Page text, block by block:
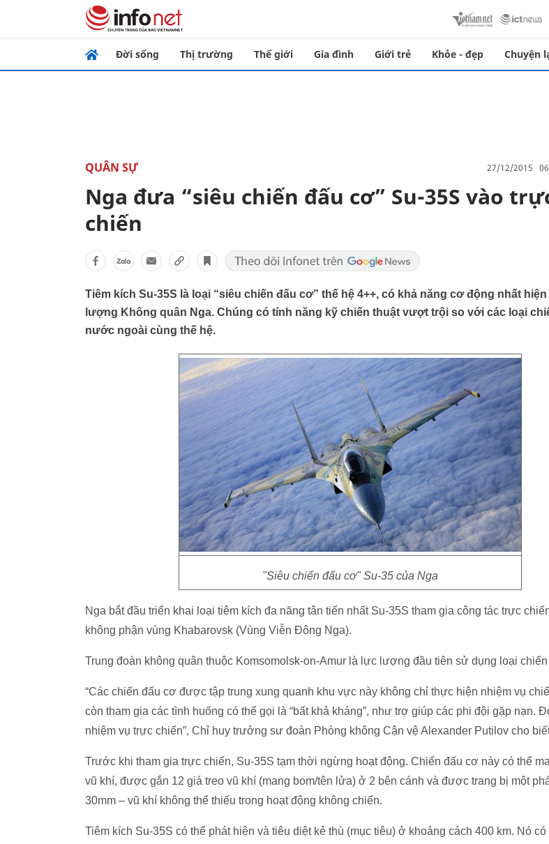
Đời sống Thị trường Thế giới Gia đình Giới trẻ Khỏe - đẹp Chuyện
QUÂN SỰ 27/12/2015
Nga đưa “siêu chiến đấu cơ” Su-35S vào
chiến
Tiêm kích Su-35S là loại “siêu chiến đấu cơ” thế hệ 4++, có khả năng cơ động nhất
lượng Không quân Nga. Chúng có tính năng kỹ chiến thuật vượt trội so với các loại
nước ngoài cùng thế hệ.
"Siêu chiến đấu cơ" Su-35 của Nga
Nga bắt đầu triển khai loại tiêm kích đa năng tân tiến nhất Su-35S tham gia công tác trực
không phận vùng Khabarovsk (Vùng Viễn Đông Nga).
Trung đoàn không quân thuộc Komsomolsk-on-Amur là lực lượng đầu tiên sử dụng loại
“Các chiến đấu cơ được tập trung xung quanh khu vực này không chỉ thực hiện nhiệm vụ
còn tham gia các tình huống có thể gọi là “bất khả kháng”, như trợ giúp các phi đội gặp nạn.
nhiệm vụ trực chiến”, Chỉ huy trưởng sư đoàn Phòng không Cận vệ Alexander Putilov cho
Trước khi tham gia trực chiến, Su-35S tạm thời ngừng hoạt động. Chiến đấu cơ này có thể
vũ khí, được gắn 12 giá treo vũ khí (mang bom/tên lửa) ở 2 bên cánh và được trang bị một
30mm – vũ khí không thể thiếu trong hoạt động không chiến.
Tiêm kích Su-35S có thể phát hiện và tiêu diệt kẻ thù (mục tiêu) ở khoảng cách 400 km. Nó có